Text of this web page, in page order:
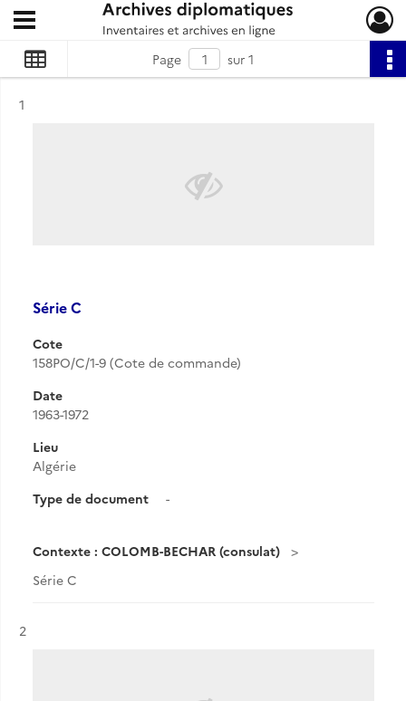
Archives diplomatiques
Ouvrir le menu déroulant
Page sur 1
Résultat n°
1
Série C
Cote
158PO/C/1-9 (Cote de commande)
Date
1963-1972
Lieu
Algérie
Type de document
-
Contexte : COLOMB-BECHAR (consulat)
Série C
Résultat n°
2